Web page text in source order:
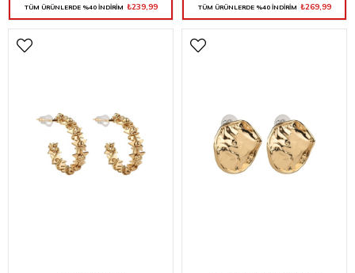
TÜM ÜRÜNLERDE %40 İNDİRİM ₺239,99 TÜM ÜRÜNLERDE %40 İNDİRİM ₺269,99